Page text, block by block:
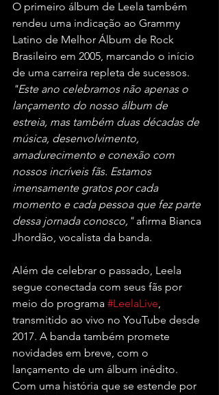
O primeiro álbum de Leela também
rendeu uma indicação ao Grammy
Latino de Melhor Álbum de Rock
Brasileiro em 2005, marcando o início
de uma carreira repleta de sucessos.
"Este ano celebramos não apenas o
lançamento do nosso álbum de
estreia, mas também duas décadas de
música, desenvolvimento,
amadurecimento e conexão com
nossos incríveis fãs. Estamos
imensamente gratos por cada
momento e cada pessoa que fez parte
dessa jornada conosco," afirma Bianca
Jhordão, vocalista da banda.
Além de celebrar o passado, Leela
segue conectada com seus fãs por
meio do programa #LeelaLive,
transmitido ao vivo no YouTube desde
2017. A banda também promete
novidades em breve, com o
lançamento de um álbum inédito.
Com uma história que se estende por